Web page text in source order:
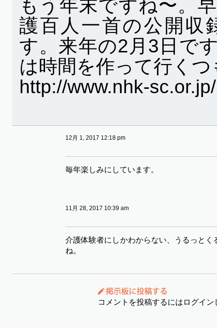
もう年末ですね〜。
護百人一首の公開収
す。来年の2月3日で
は時間を作って行く
http://www.nhk-
12月 1, 2017 12:18 pm
毎年楽しみにしています。
11月 28, 2017 10:39 am
介護体験者にしかわからない、うるっとく
ね。
コメントを投稿するにはログイン